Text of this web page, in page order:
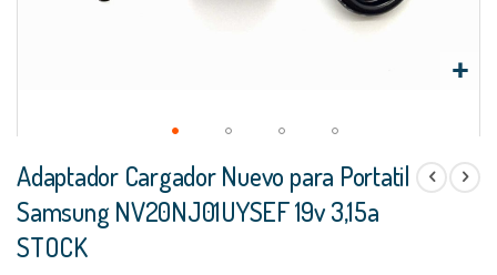
al
comienzo
de
la
galería
Adaptador Cargador Nuevo para Portatil
Samsung NV20NJ01UYSEF 19v 3,15a
STOCK